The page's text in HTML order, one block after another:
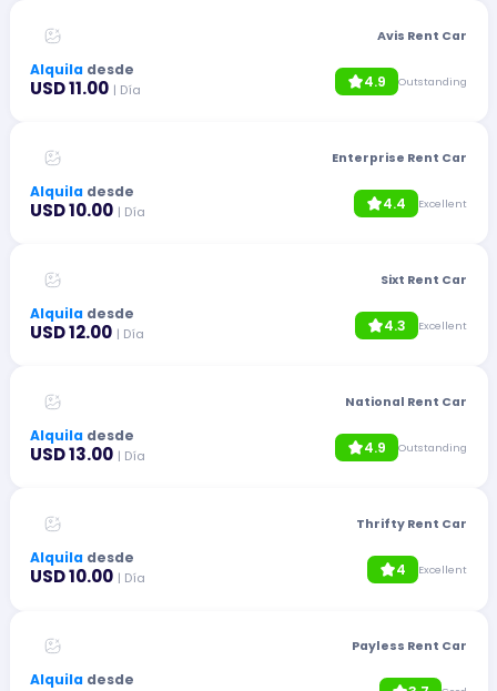
Avis Rent Car
Alquila desde
USD 11.00 | Día 4.9 Outstanding
Enterprise Rent Car
Alquila desde
USD 10.00 | Día 4.4 Excellent
Sixt Rent Car
Alquila desde
USD 12.00 | Día 4.3 Excellent
National Rent Car
Alquila desde
USD 13.00 | Día 4.9 Outstanding
Thrifty Rent Car
Alquila desde
USD 10.00 | Día 4 Excellent
Payless Rent Car
Alquila desde